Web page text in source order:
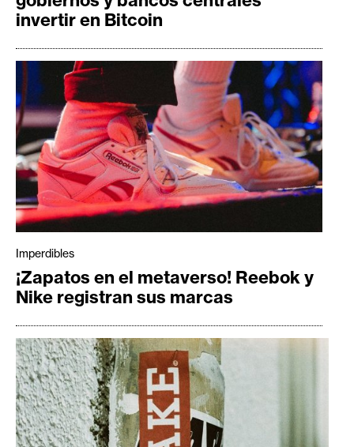
invertir en Bitcoin
Imperdibles
¡Zapatos en el metaverso! Reebok y
Nike registran sus marcas